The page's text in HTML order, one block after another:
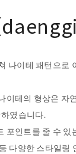
나이테 패턴으로
이테의 형상은 자
였습니다.
포인트를 줄 수 있
다양한 스타일링